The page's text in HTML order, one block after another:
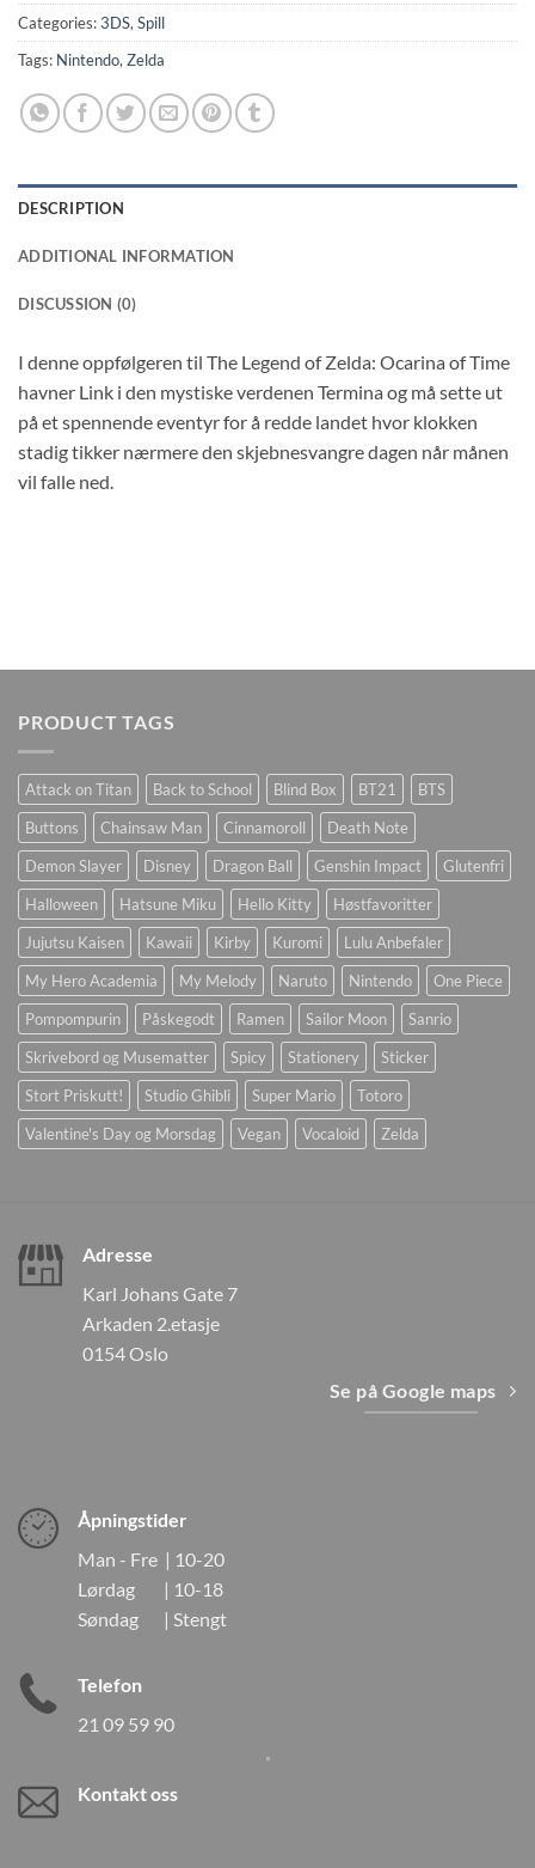
Categories:3DS,Spill
Tags: Nintendo,Zelda
DESCRIPTION
ADDITIONAL INFORMATION
DISCUSSION (0)
I denne oppfølgeren til The Legend of Zelda: Ocarina of Time
havner Link i den mystiske verdenen Termina og må sette ut
på et spennende eventyr for å redde landet hvor klokken
stadig tikker nærmere den skjebnesvangre dagen når månen
vil falle ned.
PRODUCT TAGS
Attack on Titan Back to School Blind Box BT21
BTS
Buttons
Chainsaw Man Cinnamoroll
Death Note
Demon Slayer
Disney Dragon Ball Genshin Impact
Glutenfri
Halloween
Hatsune Miku Hello Kitty
Høstfavoritter
Jujutsu Kaisen
Kawaii Kirby Kuromi
Lulu Anbefaler
My Hero Academia
My Melody Naruto Nintendo
One Piece
Pompompurin
Påskegodt Ramen Sailor Moon
Sanrio
Skrivebord og Musematter
Spicy Stationery
Sticker
Stort Priskutt!
Studio Ghibli Super Mario
Totoro
Valentine's Day og Morsdag
Vegan Vocaloid Zelda
Adresse
Karl Johans Gate 7
Arkaden 2.etasje
0154 Oslo
Se på Google maps
Åpningstider
Man - Fre | 10-20
Lørdag | 10-18
Søndag | Stengt
Telefon
21 09 59 90
Kontakt oss